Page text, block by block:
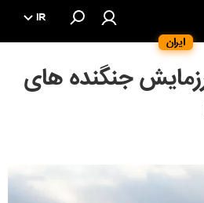
ایران
IR
جنگنده های